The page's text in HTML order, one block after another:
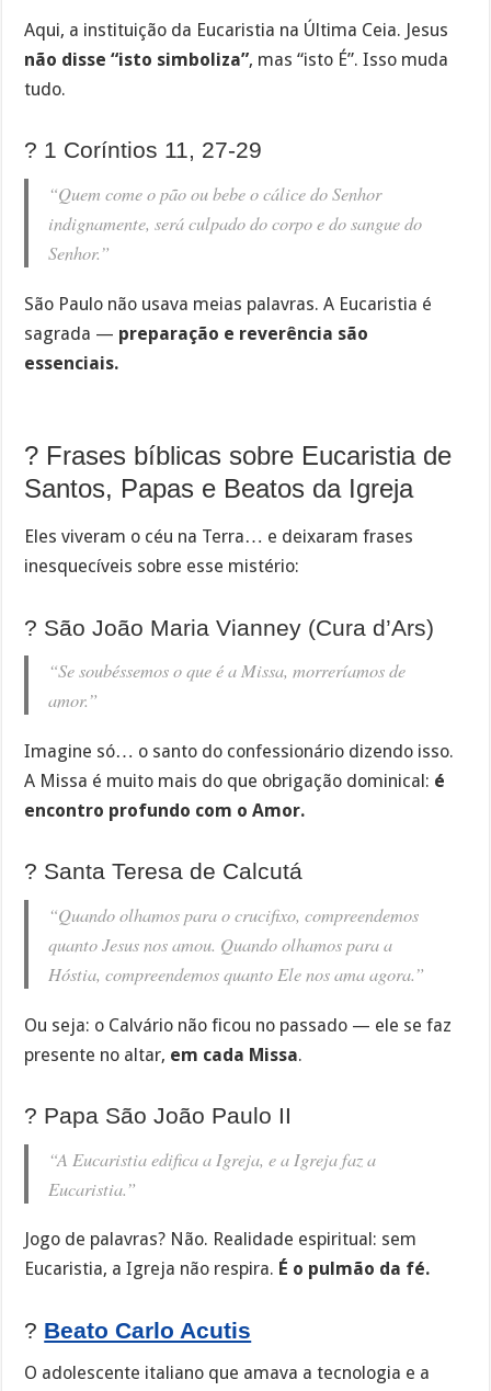
Aqui, a instituição da Eucaristia na Última Ceia. Jesus
não disse “isto simboliza”, mas “isto É”. Isso muda
tudo.
? 1 Coríntios 11, 27-29
“Quem come o pão ou bebe o cálice do Senhor
indignamente, será culpado do corpo e do sangue do
Senhor.”
São Paulo não usava meias palavras. A Eucaristia é
sagrada — preparação e reverência são
essenciais.
? Frases bíblicas sobre Eucaristia de
Santos, Papas e Beatos da Igreja
Eles viveram o céu na Terra… e deixaram frases
inesquecíveis sobre esse mistério:
? São João Maria Vianney (Cura d’Ars)
“Se soubéssemos o que é a Missa, morreríamos de
amor.”
Imagine só… o santo do confessionário dizendo isso.
A Missa é muito mais do que obrigação dominical: é
encontro profundo com o Amor.
? Santa Teresa de Calcutá
“Quando olhamos para o crucifixo, compreendemos
quanto Jesus nos amou. Quando olhamos para a
Hóstia, compreendemos quanto Ele nos ama agora.”
Ou seja: o Calvário não ficou no passado — ele se faz
presente no altar, em cada Missa.
? Papa São João Paulo II
“A Eucaristia edifica a Igreja, e a Igreja faz a
Eucaristia.”
Jogo de palavras? Não. Realidade espiritual: sem
Eucaristia, a Igreja não respira. É o pulmão da fé.
? Beato Carlo Acutis
O adolescente italiano que amava a tecnologia e a